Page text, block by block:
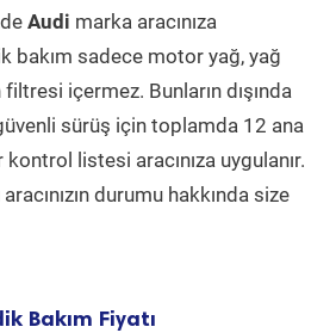
Audi marka aracınıza
bakım sadece motor yağ, yağ
içermez. Bunların dışında
güvenli sürüş için toplamda 12 ana
listesi aracınıza uygulanır.
durumu hakkında size
Bakım Fiyatı